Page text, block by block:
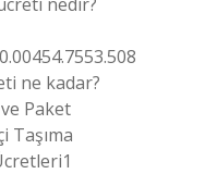
ne kadar?
Paket
Taşıma